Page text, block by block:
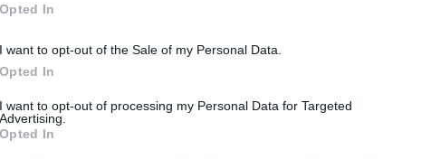
Opted In
I want to opt-out of the Sale of my Personal Data.
Opted In
I want to opt-out of processing my Personal Data for Targeted
Advertising.
Opted In